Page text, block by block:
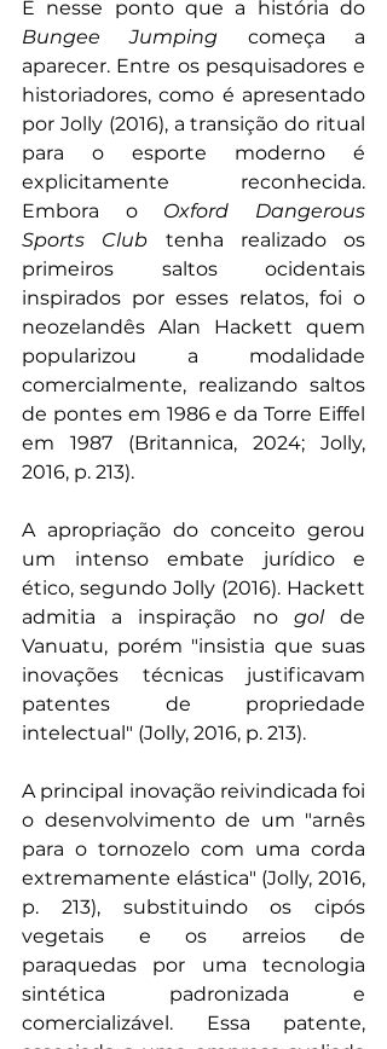
Bungee Jumping começa a
aparecer. Entre os pesquisadores e
historiadores, como é apresentado
por Jolly (2016), a transição do ritual
para o esporte moderno é
explicitamente reconhecida.
Embora o Oxford Dangerous
Sports Club tenha realizado os
primeiros saltos ocidentais
inspirados por esses relatos, foi o
neozelandês Alan Hackett quem
popularizou a modalidade
comercialmente, realizando saltos
de pontes em 1986 e da Torre Eiffel
em 1987 (Britannica, 2024; Jolly,
2016, p. 213).
A apropriação do conceito gerou
um intenso embate jurídico e
ético, segundo Jolly (2016). Hackett
admitia a inspiração no gol de
Vanuatu, porém "insistia que suas
inovações técnicas justificavam
patentes de propriedade
intelectual" (Jolly, 2016, p. 213).
A principal inovação reivindicada foi
o desenvolvimento de um "arnês
para o tornozelo com uma corda
extremamente elástica" (Jolly, 2016,
p. 213), substituindo os cipós
vegetais e os arreios de
paraquedas por uma tecnologia
sintética padronizada e
comercializável. Essa patente,